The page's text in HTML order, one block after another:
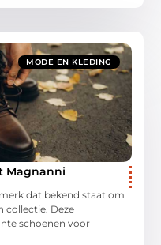
MODE EN KLEDING
Magnanni
dat bekend staat om
collectie. Deze
schoenen voor